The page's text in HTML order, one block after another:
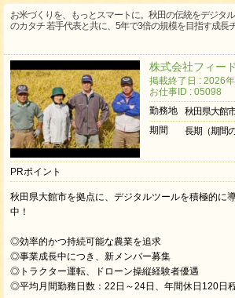
お米づくりを、もっとスマートに。秋田の伝統をデジタ
のカタチ 若手代表と共に、5年で3倍の規模を目指す成長
株式会社フィー
掲載終了日 : 2026
お仕事ID : 05098
勤務地
秋田県大館
期間
長期（期間
PRポイント
秋田県大館市を拠点に、デジタルツールを積極的に
中！
◎効率的かつ持続可能な農業を追求
◎事業成長中につき、新メンバー募集
◎トラクター運転、ドローン操縦経験者優遇
◎平均月間勤務日数：22日～24日、年間休日120日